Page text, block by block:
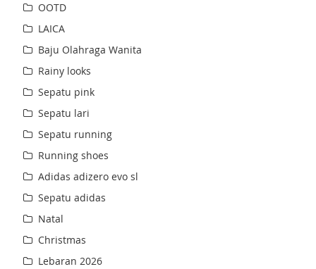
OOTD
LAICA
Baju Olahraga Wanita
Rainy looks
Sepatu pink
Sepatu lari
Sepatu running
Running shoes
Adidas adizero evo sl
Sepatu adidas
Natal
Christmas
Lebaran 2026